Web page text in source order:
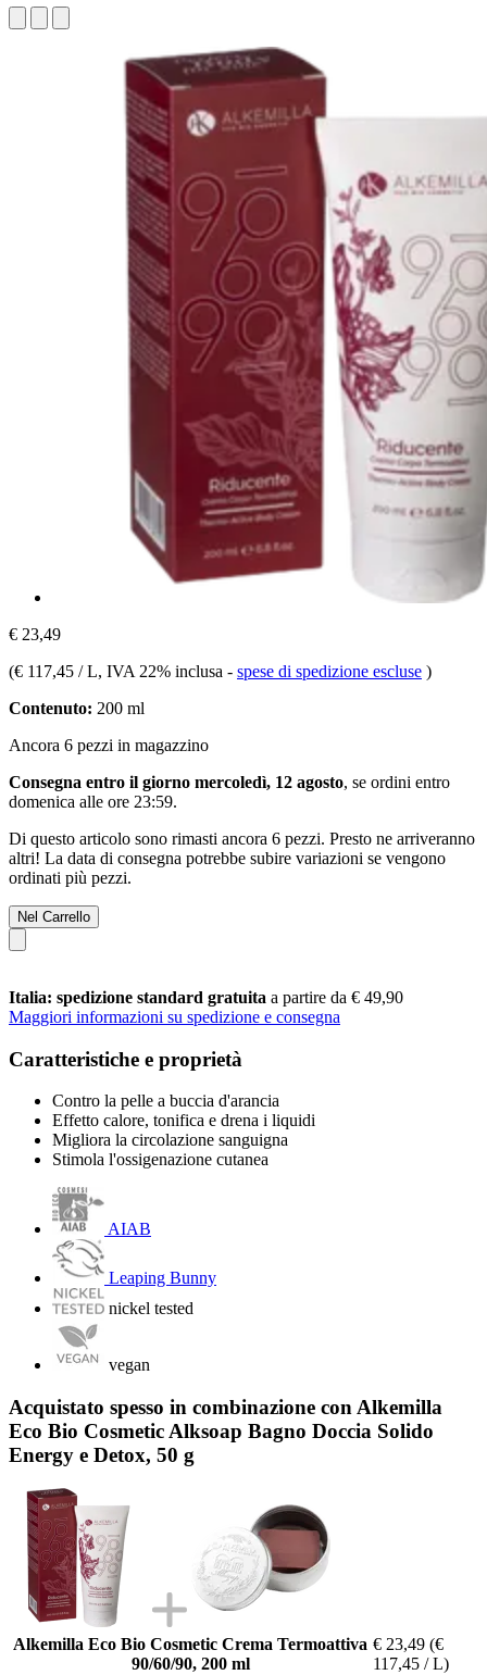
€ 23,49
(€ 117,45 / L, IVA 22% inclusa - spese di spedizione escluse )
Contenuto: 200 ml
Ancora 6 pezzi in magazzino
Consegna entro il giorno mercoledì, 12 agosto, se ordini entro
domenica alle ore 23:59.
Di questo articolo sono rimasti ancora 6 pezzi. Presto ne arriveranno
altri! La data di consegna potrebbe subire variazioni se vengono
ordinati più pezzi.
Nel Carrello
Italia: spedizione standard gratuita a partire da € 49,90
Maggiori informazioni su spedizione e consegna
Caratteristiche e proprietà
Contro la pelle a buccia d'arancia
Effetto calore, tonifica e drena i liquidi
Migliora la circolazione sanguigna
Stimola l'ossigenazione cutanea
AIAB
Leaping Bunny
nickel tested
vegan
Acquistato spesso in combinazione con Alkemilla
Eco Bio Cosmetic Alksoap Bagno Doccia Solido
Energy e Detox, 50 g
Alkemilla Eco Bio Cosmetic Crema Termoattiva
90/60/90, 200 ml
€ 23,49 (€
117,45 / L)